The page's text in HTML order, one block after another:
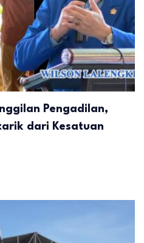
Pengadilan,
dari Kesatuan